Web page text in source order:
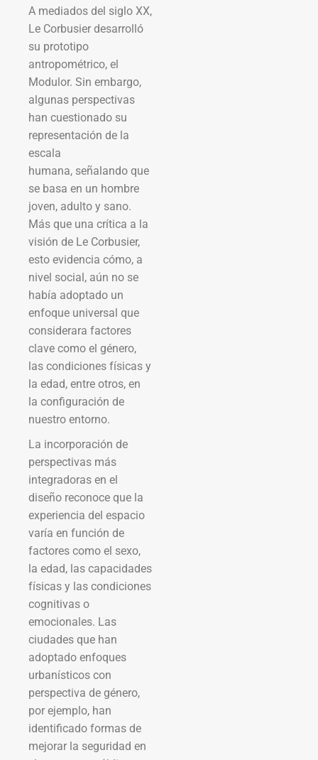
A mediados del siglo XX,
Le Corbusier desarrolló
su prototipo
antropométrico, el
Modulor. Sin embargo,
algunas perspectivas
han cuestionado su
representación de la
escala
humana, señalando que
se basa en un hombre
joven, adulto y sano.
Más que una crítica a la
visión de Le Corbusier,
esto evidencia cómo, a
nivel social, aún no se
había adoptado un
enfoque universal que
considerara factores
clave como el género,
las condiciones físicas y
la edad, entre otros, en
la configuración de
nuestro entorno.
La incorporación de
perspectivas más
integradoras en el
diseño reconoce que la
experiencia del espacio
varía en función de
factores como el sexo,
la edad, las capacidades
físicas y las condiciones
cognitivas o
emocionales. Las
ciudades que han
adoptado enfoques
urbanísticos con
perspectiva de género,
por ejemplo, han
identificado formas de
mejorar la seguridad en